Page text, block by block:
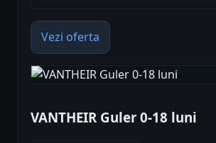
Vezi oferta
VANTHEIR Guler 0-18 luni